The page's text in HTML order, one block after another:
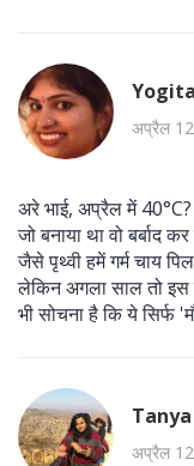
अप्रैल
अरे भाई, अप्रैल में 40°C?
जो बनाया था वो बर्बाद
जैसे पृथ्वी हमें गर्म चाय
लेकिन अगला साल तो इस
भी सोचना है कि ये सिर्फ
अप्रैल